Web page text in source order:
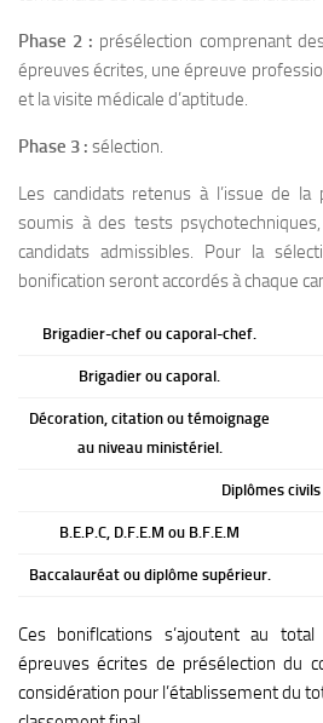
Phase 2 : présélection comprenant
épreuves écrites, une épreuve
et la visite médicale d’aptitude.
Phase 3 : sélection.
Les candidats retenus à l’issue de la
soumis à des tests
candidats admissibles. Pour la
bonification seront accordés à chaque
Brigadier-chef ou caporal-chef.
Brigadier ou caporal.
Décoration, citation ou témoignage
au niveau ministériel.
Diplômes civils
B.E.P.C, D.F.E.M ou B.F.E.M
Baccalauréat ou diplôme supérieur.
Ces boniflcations s’ajoutent au
épreuves écrites de présélection du
considération pour l’établissement du